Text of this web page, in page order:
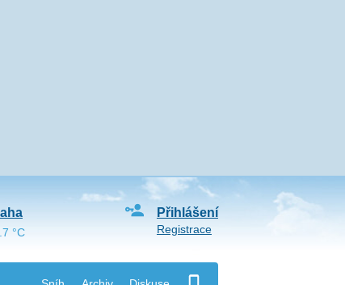
Přihlášení
Registrace
°C